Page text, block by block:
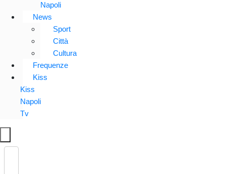
Napoli
News
Sport
Città
Cultura
Frequenze
Kiss
Kiss
Napoli
Tv